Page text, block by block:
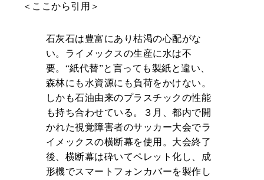
＜ここから引用＞
石灰石は豊富にあり枯渇の心配がな
い。ライメックスの生産に水は不
要。“紙代替”と言っても製紙と違い、
森林にも水資源にも負荷をかけない。
しかも石油由来のプラスチックの性能
も持ち合わせている。３月、都内で開
かれた視覚障害者のサッカー大会でラ
イメックスの横断幕を使用。大会終了
後、横断幕は砕いてペレット化し、成
形機でスマートフォンカバーを製作し